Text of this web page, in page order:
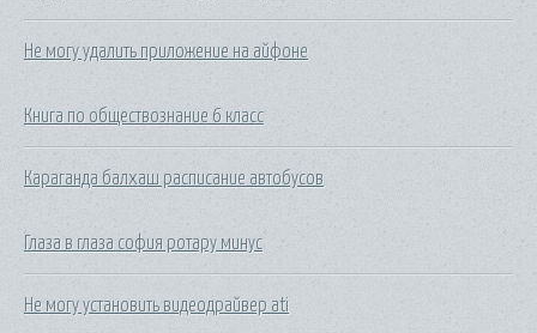
Не могу удалить приложение на айфоне
Книга по обществознание 6 класс
Караганда балхаш расписание автобусов
Глаза в глаза софия ротару минус
Не могу установить видеодрайвер ati